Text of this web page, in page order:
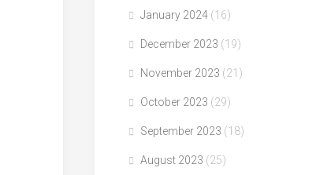
January 2024 (16)
December 2023 (19)
November 2023 (21)
October 2023 (29)
September 2023 (18)
August 2023 (25)